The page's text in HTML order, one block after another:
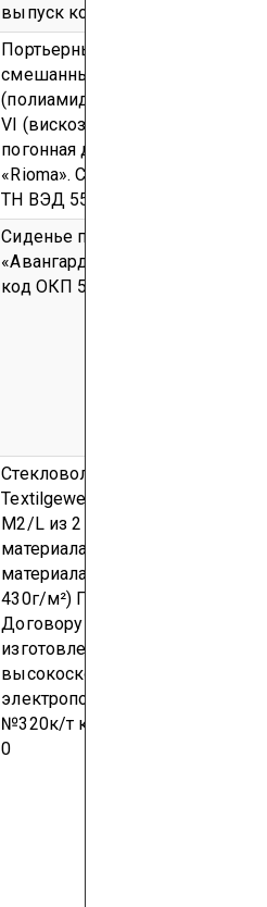
выпуск код ОКП 84 7000
Портьерные ткани
смешанные, состав - 46% PL
(полиамид), 22% AC (акрил), 32%
VI (вискоза), шириной 140 см,
погонная длина 18,05 м т.м.
«Rioma».Серийный выпуск
ТН ВЭД 5515 11 900 0
Сиденье пластмассовое
«Авангард»
код ОКП 56 0000
Стекловолоконная ткань
Textilgewebe серого цвета UNI
M2/L из 2 слоев, общая
материала 0,246 мм (плотность
материала на единицу площади
430г/м²) Партия 845 м² по
Договору подряда на
изготовление и поставку
высокоскоростных
электропоездов от 18 мая 2006
№320к/т код ТН ВЭД 7019 90
0